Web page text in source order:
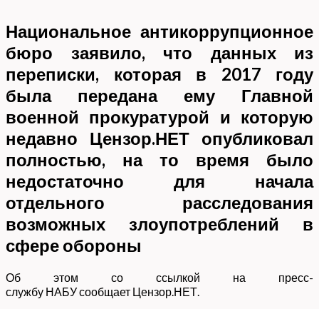
Национальное антикоррупционное
бюро заявило, что данных из
переписки, которая в 2017 году
была передана ему Главной
военной прокуратурой и которую
недавно Цензор.НЕТ опубликовал
полностью, на то время было
недостаточно для начала
отдельного расследования
возможных злоупотреблений в
сфере обороны
Об этом со ссылкой на пресс-
службу НАБУ сообщает Цензор.НЕТ.